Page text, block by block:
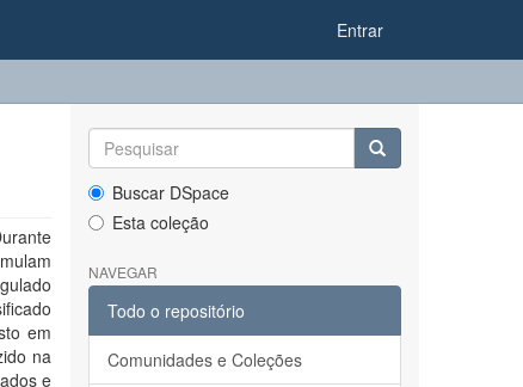
Entrar
em
na
e
Buscar DSpace
Esta coleção
NAVEGAR
Todo o repositório
Comunidades e Coleções